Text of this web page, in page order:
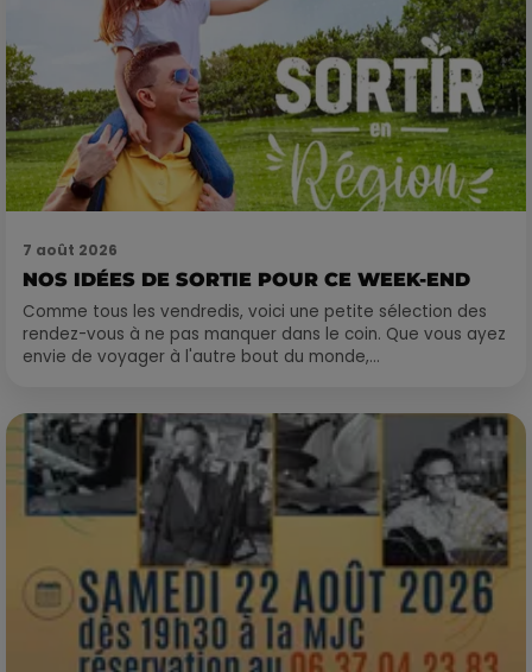
7 août 2026
NOS IDÉES DE SORTIE POUR CE WEEK-END
Comme tous les vendredis, voici une petite sélection des
rendez-vous à ne pas manquer dans le coin. Que vous ayez
envie de voyager à l'autre bout du monde,...